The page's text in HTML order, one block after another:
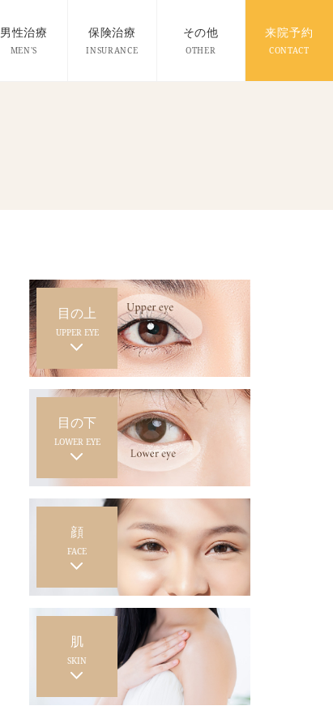
男性治療
MEN'S
保険治療
INSURANCE
その他
OTHER
来院予約
CONTACT
目の上
UPPER EYE
目の下
LOWER EYE
顔
FACE
肌
SKIN